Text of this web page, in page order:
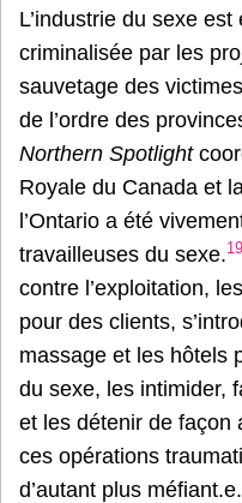
L’industrie du sexe
criminalisée par les
sauvetage des
de l’ordre des
Northern Spotlight
Royale du Canada et
l’Ontario a été
travailleuses du sexe.19
contre l’exploitation,
pour des clients,
massage et les hôtels
du sexe, les intimider,
et les détenir de façon
ces opérations
d’autant plus